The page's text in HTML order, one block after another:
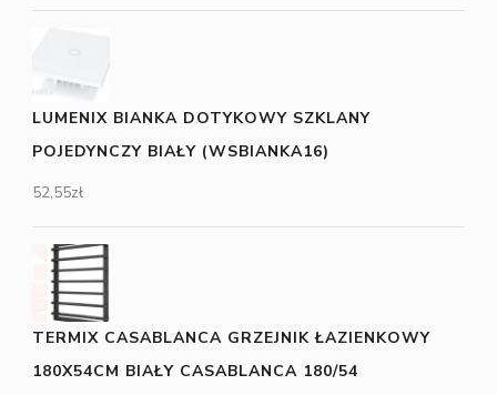
LUMENIX BIANKA DOTYKOWY SZKLANY
POJEDYNCZY BIAŁY (WSBIANKA16)
52,55zł
TERMIX CASABLANCA GRZEJNIK ŁAZIENKOWY
180X54CM BIAŁY CASABLANCA 180/54